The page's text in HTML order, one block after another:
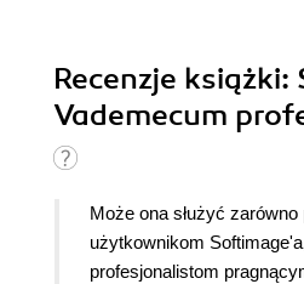
Recenzje książki:
Vademecum
Może ona służyć
użytkownikom
profesjonalistom